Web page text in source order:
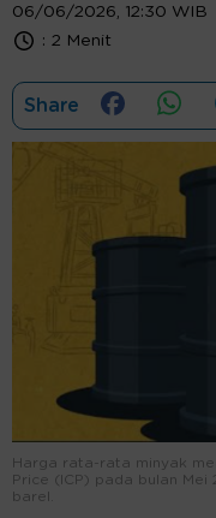
06/06/2026, 12:30 WIB
: 2 Menit
Share
Harga rata-rata minyak
Price (ICP) pada bulan Mei
barel.